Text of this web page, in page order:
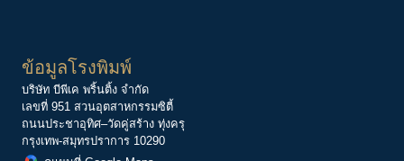
ข้อมูลโรงพิมพ์
บริษัท บีพีเค พริ้นติ้ง จำกัด
เลขที่ 951 สวนอุตสาหกรรมซิตี้
ถนนประชาอุทิศ–วัดคู่สร้าง ทุ่งครุ
กรุงเทพ-สมุทรปราการ 10290